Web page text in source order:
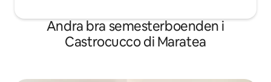
Andra bra semesterboenden i
Castrocucco di Maratea